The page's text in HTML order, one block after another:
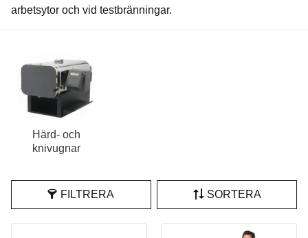
arbetsytor och vid testbränningar.
Härd- och
knivugnar
FILTRERA SORTERA